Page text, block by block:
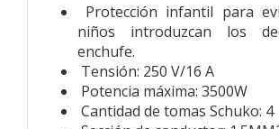
Protección infantil para
niños introduzcan los
enchufe.
Tensión: 250 V/16 A
Potencia máxima: 3500W
Cantidad de tomas Schuko: 4